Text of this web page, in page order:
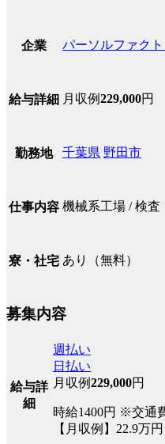
企業 パーソルファク
給与詳細 月収例229,000円
勤務地 千葉県 野田市
仕事内容 機械系工場 / 検査
寮・社宅 あり（無料）
募集内容
給与詳
細
週払い
日払い
月収例229,000円
時給1400円 ※交通
【月収例】22.9万